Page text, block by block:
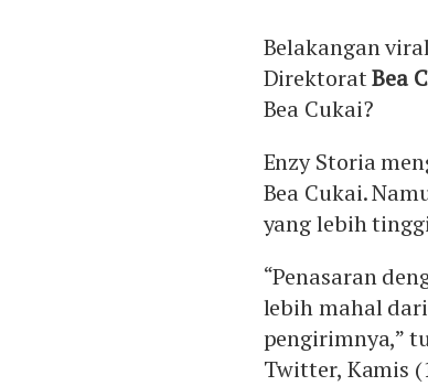
Belakangan
DirektoratBea
Bea Cukai?
Enzy Storia
Bea Cukai.
yang lebih
“Penasaran
lebih mahal
pengirimnya,”
Twitter, Kamis